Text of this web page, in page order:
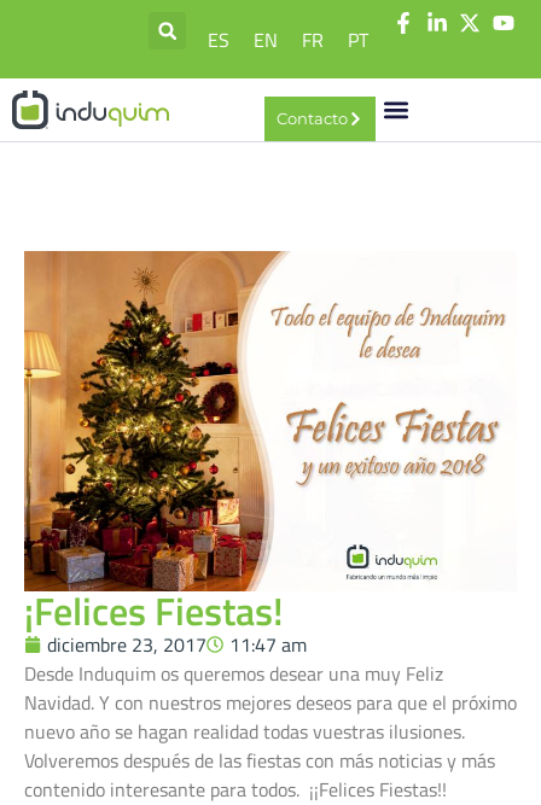
ES EN FR PT
Contacto
¡Felices Fiestas!
diciembre 23, 2017
11:47 am
Desde Induquim os queremos desear una muy Feliz
Navidad. Y con nuestros mejores deseos para que el próximo
nuevo año se hagan realidad todas vuestras ilusiones.
Volveremos después de las fiestas con más noticias y más
contenido interesante para todos. ¡¡Felices Fiestas!!